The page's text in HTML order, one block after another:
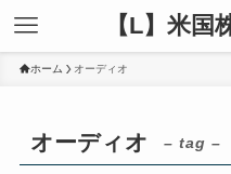
【L】米国
ホーム オーディオ
オーディオ – tag –